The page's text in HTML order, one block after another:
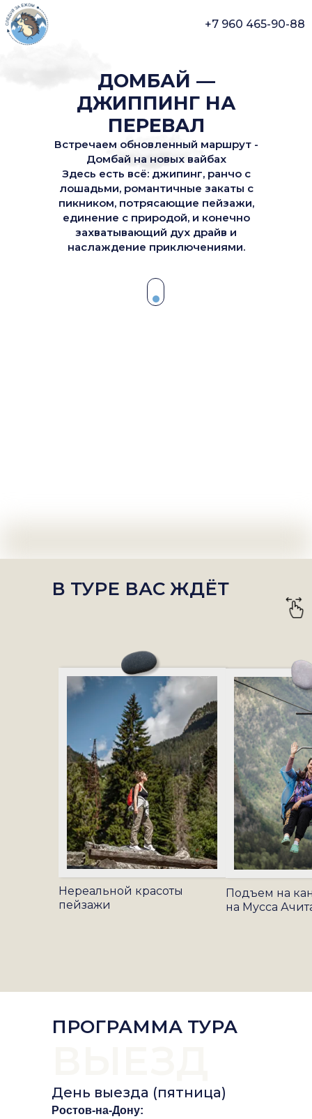
+7 960 465-90-88
ДОМБАЙ —
ДЖИППИНГ НА
ПЕРЕВАЛ
Встречаем обновленный маршрут -
Домбай на новых вайбах
Здесь есть всё: джипинг, ранчо с
лошадьми, романтичные закаты с
пикником, потрясающие пейзажи,
единение с природой, и конечно
захватывающий дух драйв и
наслаждение приключениями.
В ТУРЕ ВАС ЖДЁТ
Нереальной красоты
пейзажи
Подъем на
на Мусса
ПРОГРАММА ТУРА
День выезда (пятница)
Ростов-на-Дону: